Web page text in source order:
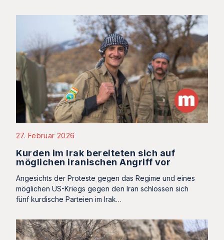
27. Februar 2026
Kurden im Irak bereiteten sich auf
möglichen iranischen Angriff vor
Angesichts der Proteste gegen das Regime und eines
möglichen US-Kriegs gegen den Iran schlossen sich
fünf kurdische Parteien im Irak…